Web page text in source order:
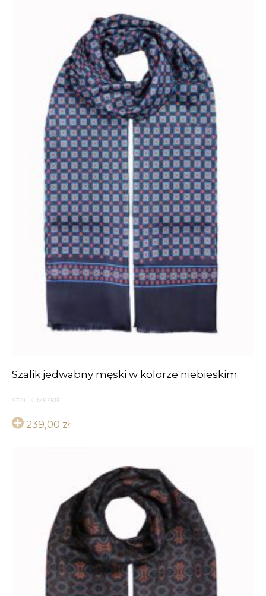
Szalik jedwabny męski w kolorze niebieskim
SZALIKI MĘSKIE
239,00 zł